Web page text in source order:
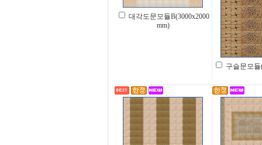
대각도문모듈B(3000x2000
mm)
구슬문모듈